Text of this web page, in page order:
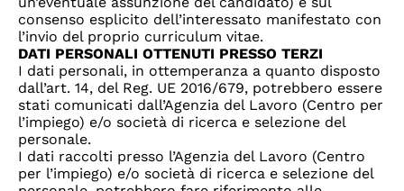
consenso esplicito dell’interessato manifestato con
l’invio del proprio curriculum vitae.
DATI PERSONALI OTTENUTI PRESSO TERZI
I dati personali, in ottemperanza a quanto disposto
dall’art. 14, del Reg. UE 2016/679, potrebbero essere
stati comunicati dall’Agenzia del Lavoro (Centro per
l’impiego) e/o società di ricerca e selezione del
personale.
I dati raccolti presso l’Agenzia del Lavoro (Centro
per l’impiego) e/o società di ricerca e selezione del